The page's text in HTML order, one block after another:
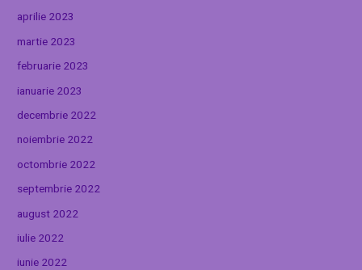
aprilie 2023
martie 2023
februarie 2023
ianuarie 2023
decembrie 2022
noiembrie 2022
octombrie 2022
septembrie 2022
august 2022
iulie 2022
iunie 2022